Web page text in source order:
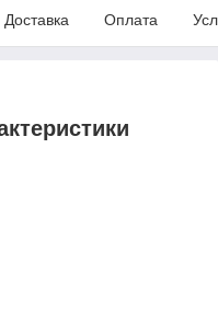
Доставка Оплата